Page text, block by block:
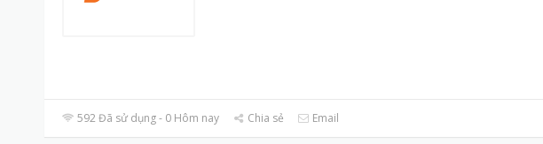
592 Đã sử dụng - 0 Hôm nay Chia sẻ Email